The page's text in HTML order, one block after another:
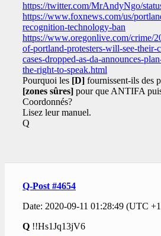
https://twitter.com/MrAndyNgo/
https://www.foxnews.com/us/
recognition-technology-ban
https://www.oregonlive.com/crime/
of-portland-protesters-will-see-their-
cases-dropped-as-da-announces-
the-right-to-speak.html
Pourquoi les [D] fournissent-ils des
[zones sûres] pour que ANTIFA
Coordonnés?
Lisez leur manuel.
Q
Q-Post #4654
Date: 2020-09-11 01:28:49 (UTC
Q !!Hs1Jq13jV6